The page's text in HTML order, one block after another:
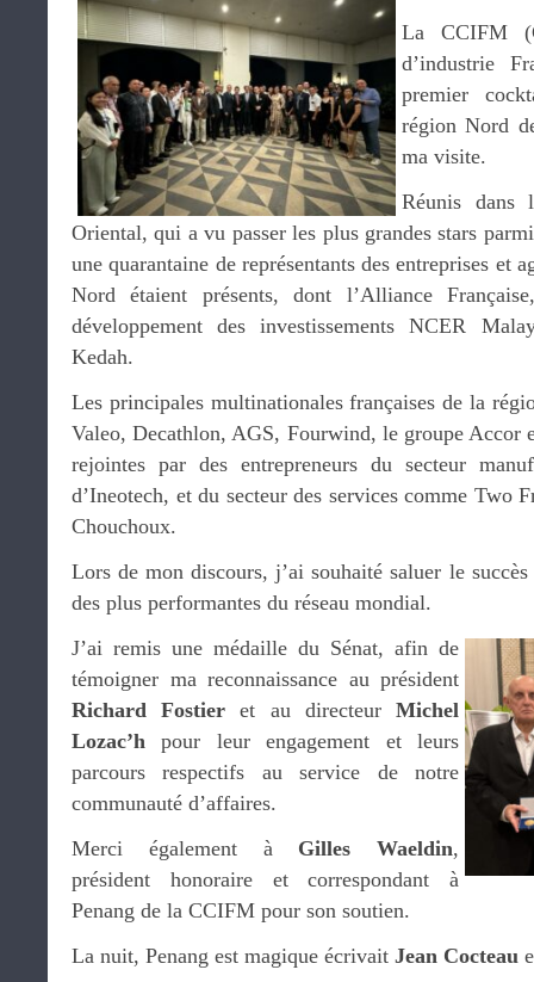
La CCIFM
d’industrie
premier
région Nord
ma visite.
Réunis dans
Oriental, qui a vu passer les plus grandes stars
une quarantaine de représentants des entreprises et
Nord étaient présents, dont l’Alliance
développement des investissements NCER
Kedah.
Les principales multinationales françaises de la
Valeo, Decathlon, AGS, Fourwind, le groupe Accor
rejointes par des entrepreneurs du secteur
d’Ineotech, et du secteur des services comme Two
Chouchoux.
Lors de mon discours, j’ai souhaité saluer le
des plus performantes du réseau mondial.
J’ai remis une médaille du Sénat, afin de
témoigner ma reconnaissance au président
Richard Fostier et au directeurMichel
Lozac’h pour leur engagement et leurs
parcours respectifs au service de notre
communauté d’affaires.
Merci également à Gilles Waeldin,
président honoraire et correspondant à
Penang de la CCIFM pour son soutien.
La nuit, Penang est magique écrivait Jean Cocteau